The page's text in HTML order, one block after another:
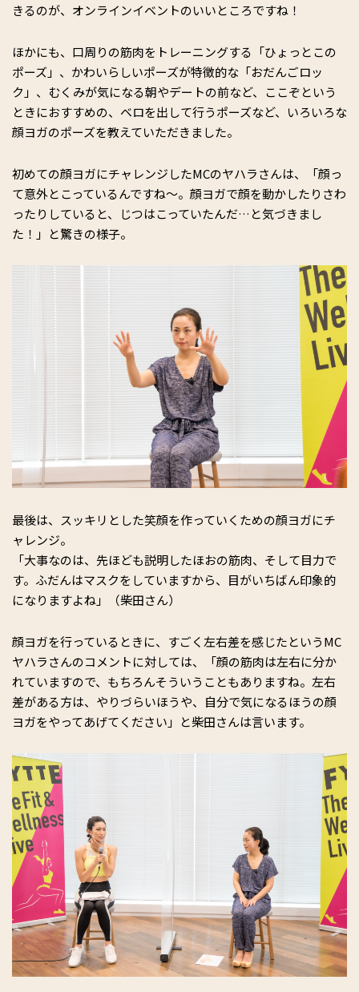
きるのが、オンラインイベントのいいところですね！
ほかにも、口周りの筋肉をトレーニングする「ひょっとこの
ポーズ」、かわいらしいポーズが特徴的な「おだんごロッ
ク」、むくみが気になる朝やデートの前など、ここぞという
ときにおすすめの、ベロを出して行うポーズなど、いろいろな
顔ヨガのポーズを教えていただきました。
初めての顔ヨガにチャレンジしたMCのヤハラさんは、「顔っ
て意外とこっているんですね～。顔ヨガで顔を動かしたりさわ
ったりしていると、じつはこっていたんだ…と気づきまし
た！」と驚きの様子。
最後は、スッキリとした笑顔を作っていくための顔ヨガにチ
ャレンジ。
「大事なのは、先ほども説明したほおの筋肉、そして目力で
す。ふだんはマスクをしていますから、目がいちばん印象的
になりますよね」（柴田さん）
顔ヨガを行っているときに、すごく左右差を感じたというMC
ヤハラさんのコメントに対しては、「顔の筋肉は左右に分か
れていますので、もちろんそういうこともありますね。左右
差がある方は、やりづらいほうや、自分で気になるほうの顔
ヨガをやってあげてください」と柴田さんは言います。